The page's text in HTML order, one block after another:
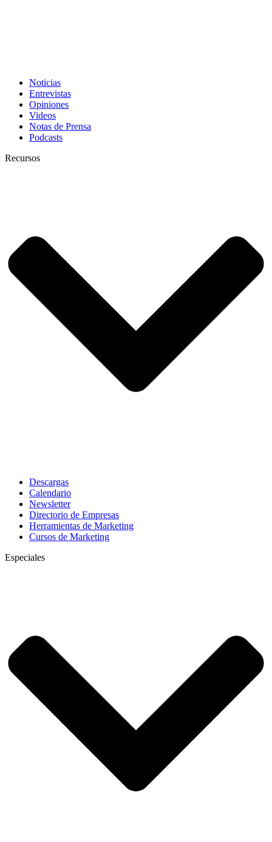
Noticias
Entrevistas
Opiniones
Videos
Notas de Prensa
Podcasts
Recursos
Descargas
Calendario
Newsletter
Directorio de Empresas
Herramientas de Marketing
Cursos de Marketing
Especiales